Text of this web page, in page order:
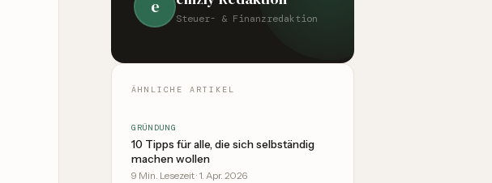
e
Steuer- & Finanzredaktion
ÄHNLICHE ARTIKEL
GRÜNDUNG
10 Tipps für alle, die sich selbständig
machen wollen
9 Min. Lesezeit· 1. Apr. 2026